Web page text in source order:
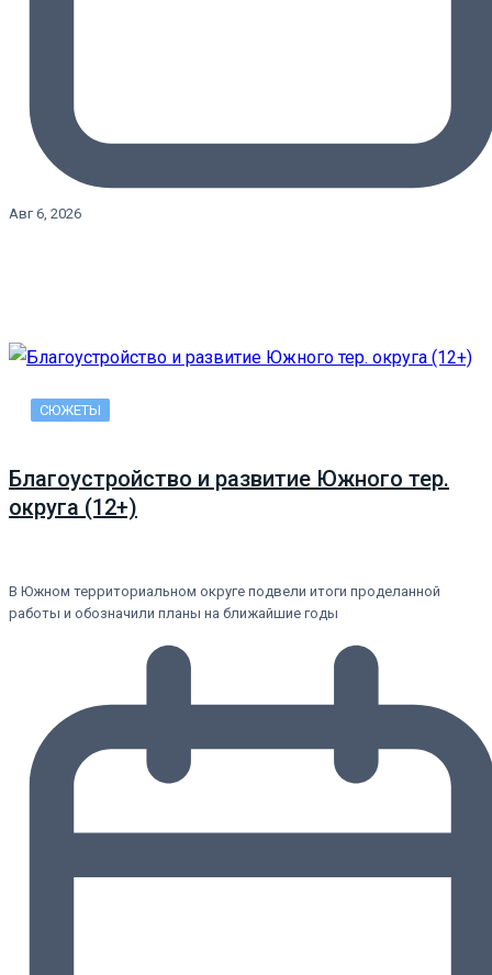
Авг 6, 2026
СЮЖЕТЫ
Благоустройство и развитие Южного тер.
округа (12+)
В Южном территориальном округе подвели итоги проделанной
работы и обозначили планы на ближайшие годы